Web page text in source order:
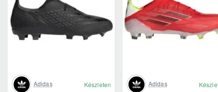
Adidas Készleten Adidas